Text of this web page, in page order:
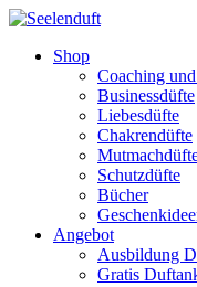
Shop
Coaching
Businessdüfte
Liebesdüfte
Chakrendüfte
Schutzdüfte
Bücher
Angebot
Ausbildung
Gratis